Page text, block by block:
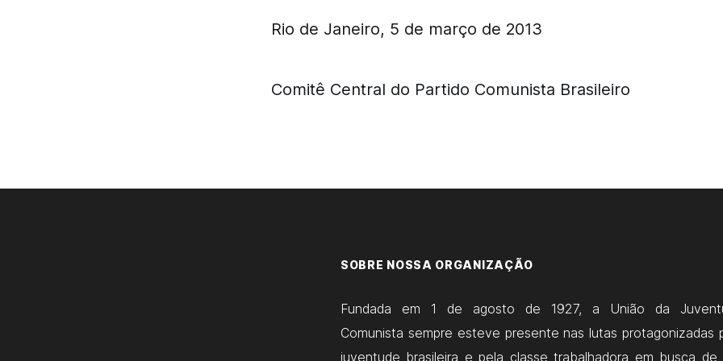
Rio de Janeiro, 5 de março de 2013
Comitê Central do Partido Comunista Brasileiro
SOBRE NOSSA ORGANIZAÇÃO
Fundada em 1 de agosto de 1927, a União da
Comunista sempre esteve presente nas lutas protagonizadas
juventude brasileira e pela classe trabalhadora em busca de